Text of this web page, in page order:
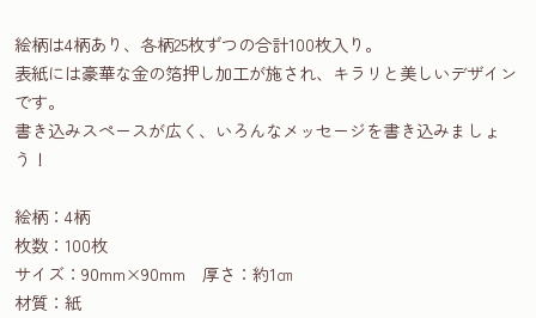
絵柄は4柄あり、各柄25枚ずつの合計100枚入り。
表紙には豪華な金の箔押し加工が施され、キラリと美しいデザイン
です。
書き込みスペースが広く、いろんなメッセージを書き込みましょ
う！
絵柄：4柄
枚数：100枚
サイズ：90mm×90mm 厚さ：約1㎝
材質：紙